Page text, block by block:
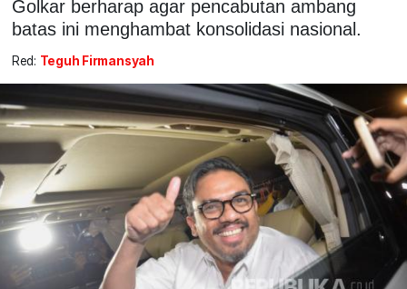
Golkar berharap agar pencabutan ambang
batas ini menghambat konsolidasi nasional.
Red: Teguh Firmansyah